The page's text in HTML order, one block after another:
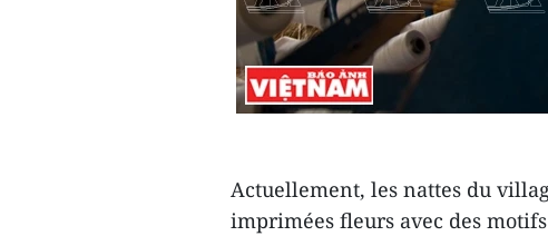
Actuellement, les nattes du
imprimées fleurs avec des